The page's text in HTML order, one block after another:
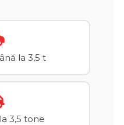
la 3,5 t
3,5 tone